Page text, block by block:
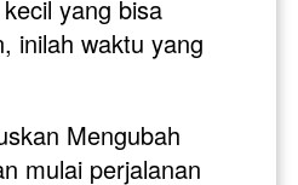
yang bisa
inilah waktu yang
Mengubah
mulai perjalanan